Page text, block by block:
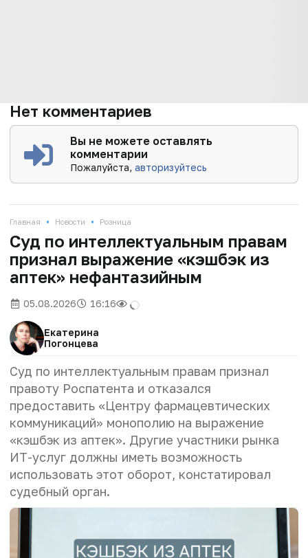
Нет комментариев
Вы не можете оставлять
комментарии
Пожалуйста,авторизуйтесь
Главная • Новости • Розница
Суд по интеллектуальным правам
признал выражение «кэшбэк из
аптек» нефантазийным
05.08.2026 16:16
Екатерина
Погонцева
Суд по интеллектуальным правам признал
правоту Роспатента и отказался
предоставить «Центру фармацевтических
коммуникаций» монополию на выражение
«кэшбэк из аптек». Другие участники рынка
ИТ-услуг должны иметь возможность
использовать этот оборот, констатировал
судебный орган.